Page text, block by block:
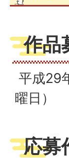
作品
平成29
曜日）
応募